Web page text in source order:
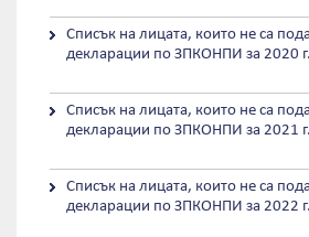
Списък на лицата, които не са
декларации по ЗПКОНПИ за 2020 г.
Списък на лицата, които не са
декларации по ЗПКОНПИ за 2021 г.
Списък на лицата, които не са
декларации по ЗПКОНПИ за 2022 г.